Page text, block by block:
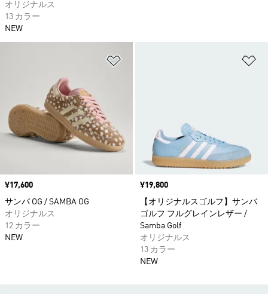
オリジナルス
13 カラー
NEW
価格
¥17,600
サンバ OG / SAMBA OG
オリジナルス
12 カラー
NEW
価格
¥19,800
【オリジナルスゴルフ】サンバ
ゴルフ フルグレインレザー /
Samba Golf
オリジナルス
13 カラー
NEW